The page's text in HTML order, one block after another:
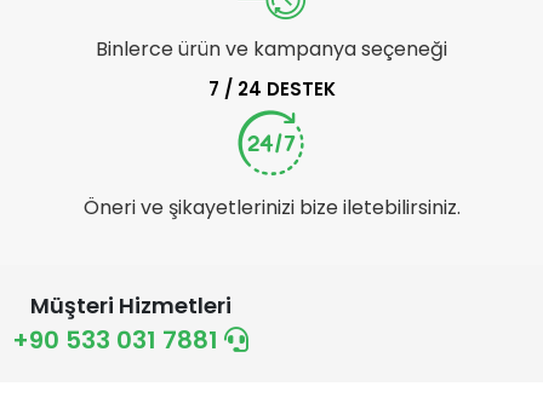
Binlerce ürün ve kampanya seçeneği
7 / 24 DESTEK
Öneri ve şikayetlerinizi bize iletebilirsiniz.
Müşteri Hizmetleri
+90 533 031 7881